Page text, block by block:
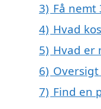
3) Få
4) Hvad
5) Hvad er
6)
7) Find en